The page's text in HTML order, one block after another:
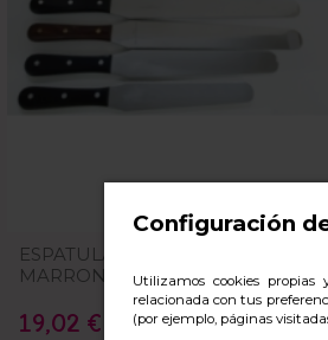
Configuración
Utilizamos cookies
relacionada con tus
(por ejemplo, páginas
ESPATULA INOX 31CM. MANGO
MARRON
19,02 €